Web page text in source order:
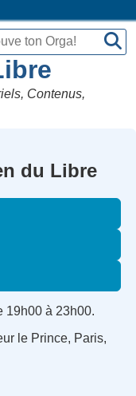
Contenus,
du Libre
19h00 à 23h00.
le Prince, Paris,